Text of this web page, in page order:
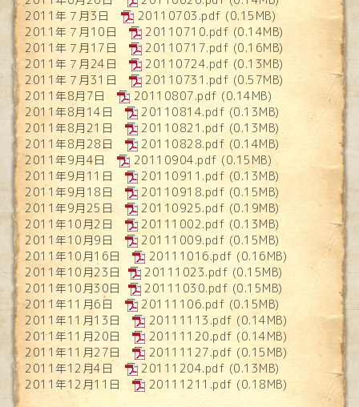
2011年７月3日
20110703.pdf (0.15MB)
2011年７月10日
20110710.pdf (0.14MB)
2011年７月17日
20110717.pdf (0.16MB)
2011年７月24日
20110724.pdf (0.13MB)
2011年７月31日
20110731.pdf (0.57MB)
2011年8月7日
20110807.pdf (0.14MB)
2011年8月14日
20110814.pdf (0.13MB)
2011年8月21日
20110821.pdf (0.13MB)
2011年8月28日
20110828.pdf (0.14MB)
2011年9月4日
20110904.pdf (0.15MB)
2011年9月11日
20110911.pdf (0.13MB)
2011年9月18日
20110918.pdf (0.15MB)
2011年9月25日
20110925.pdf (0.19MB)
2011年10月2日
20111002.pdf (0.13MB)
2011年10月9日
20111009.pdf (0.15MB)
2011年10月16日
20111016.pdf (0.16MB)
2011年10月23日
20111023.pdf (0.15MB)
2011年10月30日
20111030.pdf (0.15MB)
2011年11月6日
20111106.pdf (0.15MB)
2011年11月13日
20111113.pdf (0.14MB)
2011年11月20日
20111120.pdf (0.14MB)
2011年11月27日
20111127.pdf (0.15MB)
2011年12月4日
20111204.pdf (0.13MB)
2011年12月11日
20111211.pdf (0.18MB)